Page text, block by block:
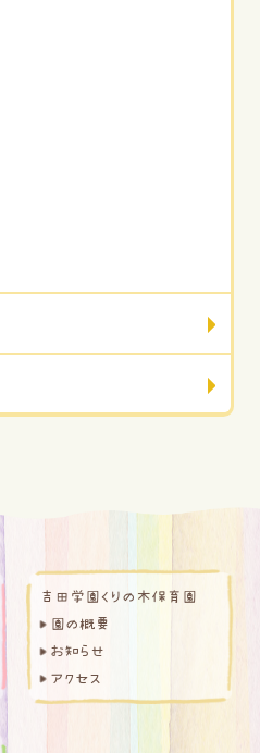
吉田学園くりの木保育園
園の概要
お知らせ
アクセス